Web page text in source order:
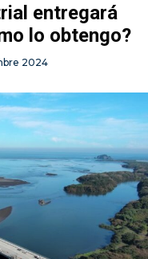
entregará
lo obtengo?
2024